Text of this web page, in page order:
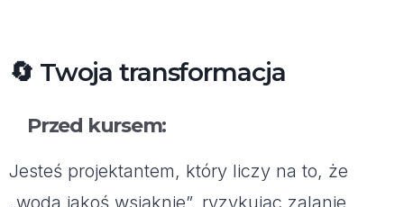
🔄 Twoja transformacja
Przed kursem:
Jesteś projektantem, który liczy na to, że
„woda jakoś wsiąknie”, ryzykując zalanie